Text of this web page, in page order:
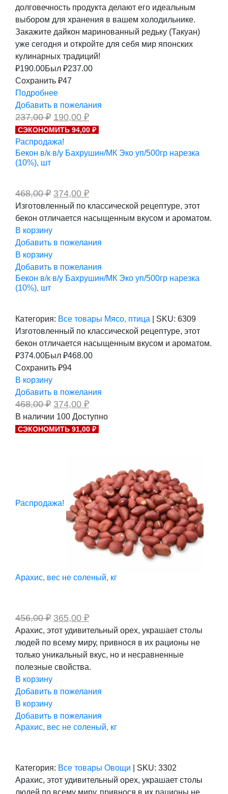
долговечность продукта делают его идеальным
выбором для хранения в вашем холодильнике.
Закажите дайкон маринованный редьку (Такуан)
уже сегодня и откройте для себя мир японских
кулинарных традиций!
₽190.00Был ₽237.00
Сохранить ₽47
Подробнее
Добавить в пожелания
237,00₽ Первоначальная
цена
составляла
237,00 ₽.
190,00 ₽Текущая
цена:
190,00 ₽.
СЭКОНОМИТЬ 94,00 ₽
Распродажа!
Бекон в/к в/у Бахрушин/МК Эко уп/500гр нарезка
(10%), шт
468,00₽ Первоначальная
цена
составляла
468,00 ₽.
374,00 ₽Текущая
цена:
374,00 ₽.
Изготовленный по классической рецептуре, этот
бекон отличается насыщенным вкусом и ароматом.
В корзину
Добавить в пожелания
В корзину
Добавить в пожелания
Бекон в/к в/у Бахрушин/МК Эко уп/500гр нарезка
(10%), шт
Категория: Все товары Мясо, птица SKU: 6309
Изготовленный по классической рецептуре, этот
бекон отличается насыщенным вкусом и ароматом.
₽374.00Был ₽468.00
Сохранить ₽94
В корзину
Добавить в пожелания
468,00₽ Первоначальная
цена
составляла
468,00 ₽.
374,00 ₽Текущая
цена:
374,00 ₽.
В наличии 100 Доступно
СЭКОНОМИТЬ 91,00 ₽
Распродажа!
Арахис, вес не соленый, кг
456,00₽ Первоначальная
цена
составляла
456,00 ₽.
365,00 ₽Текущая
цена:
365,00 ₽.
Арахис, этот удивительный орех, украшает столы
людей по всему миру, привнося в их рационы не
только уникальный вкус, но и несравненные
полезные свойства.
В корзину
Добавить в пожелания
В корзину
Добавить в пожелания
Арахис, вес не соленый, кг
Категория: Все товары Овощи SKU: 3302
Арахис, этот удивительный орех, украшает столы
людей по всему миру, привнося в их рационы не